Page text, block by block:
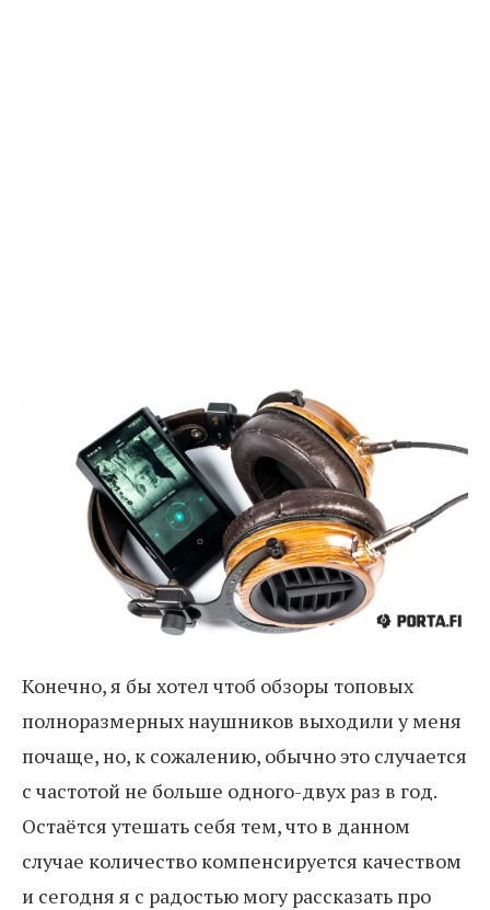
Конечно, я бы хотел чтоб обзоры топовых
полноразмерных наушников выходили у меня
почаще, но, к сожалению, обычно это случается
с частотой не больше одного-двух раз в год.
Остаётся утешать себя тем, что в данном
случае количество компенсируется качеством
и сегодня я с радостью могу рассказать про